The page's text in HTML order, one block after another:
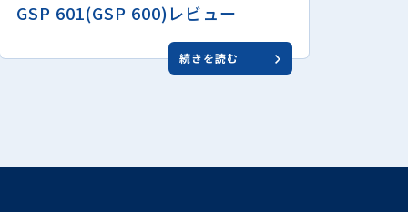
GSP 601(GSP 600)レビュー
続きを読む